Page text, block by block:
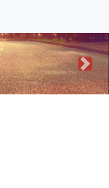
Next